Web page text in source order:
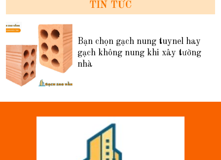
TIN TỨC
Bạn chọn gạch nung tuynel hay
gạch không nung khi xây tường
nhà